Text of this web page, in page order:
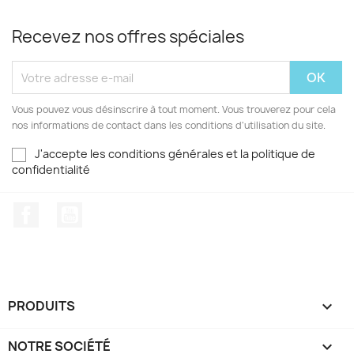
Recevez nos offres spéciales
Vous pouvez vous désinscrire à tout moment. Vous trouverez pour cela
nos informations de contact dans les conditions d'utilisation du site.
J'accepte les conditions générales et la politique de
confidentialité
PRODUITS 
NOTRE SOCIÉTÉ 